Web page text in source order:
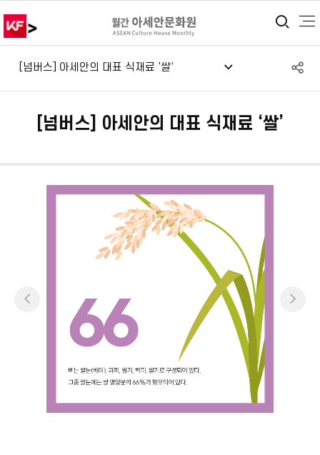
> 통
[넘버스] 아세안의 대표 식재료 ‘쌀’
[넘버스] 아세안의 대표 식재료 ‘쌀’